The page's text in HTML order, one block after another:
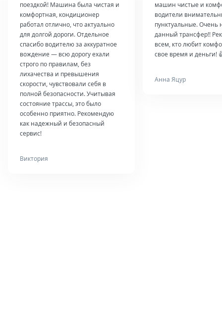
поездкой! Машина была чистая и
комфортная, кондиционер
работал отлично, что актуально
для долгой дороги. Отдельное
спасибо водителю за аккуратное
вождение — всю дорогу ехали
строго по правилам, без
лихачества и превышения
скорости, чувствовали себя в
полной безопасности. Учитывая
состояние трассы, это было
особенно приятно. Рекомендую
как надежный и безопасный
сервис!
Виктория
машин чистые и
водители
пунктуальные. Очень
данный трансфер!!
всем, кто любит
свое время и деньги!
Анна Яцур